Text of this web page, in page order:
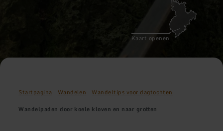
Kaart openen
Startpagina Wandelen
Wandeltips voor dagtochten
Wandelpaden door koele kloven en naar grotten